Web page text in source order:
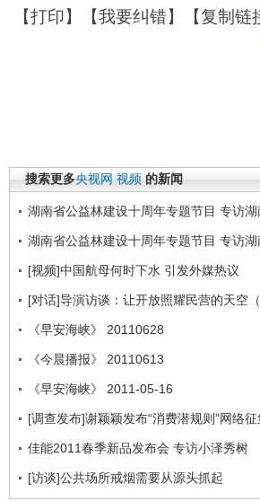
【打印】【我要纠错】【复制链
搜索更多央视网 视频 的新闻
湖南省公益林建设十周年专题节目 专访
湖南省公益林建设十周年专题节目 专访
[视频]中国航母何时下水 引发外媒热议
[对话]导演访谈：让开放照耀民营的天空（
《早安海峡》 20110628
《今晨播报》 20110613
《早安海峡》 2011-05-16
[调查发布]谢颖颖发布“消费潜规则”网络
佳能2011春季新品发布会 专访小泽秀树
[访谈]公共场所戒烟需要从源头抓起